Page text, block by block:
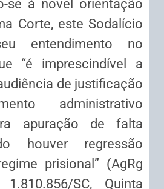
se à novel orientação
Corte, este Sodalício
entendimento no
“é imprescindível a
de justificação
administrativo
apuração de falta
houver regressão
prisional” (AgRg
SC, Quinta